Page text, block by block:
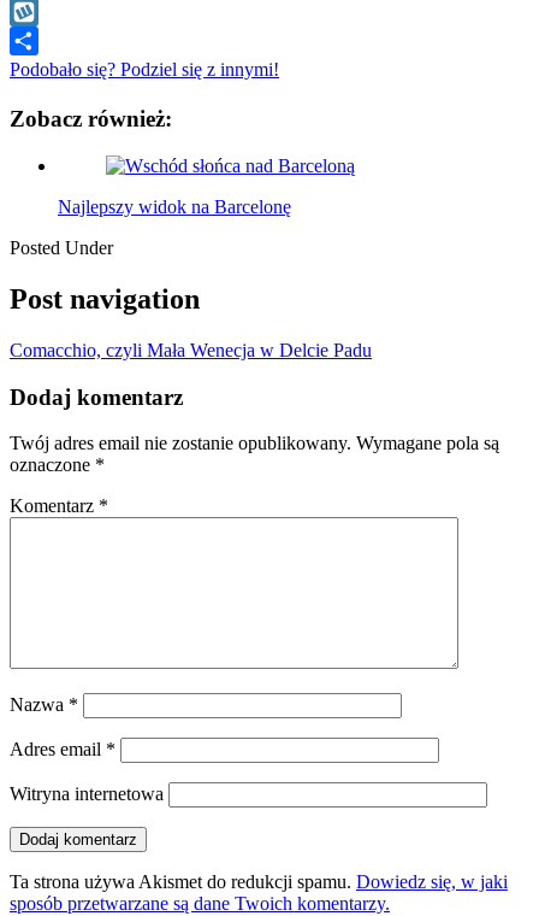
WhatsApp
Wykop
Podobało się? Podziel się z innymi!
Zobacz również:
Najlepszy widok na Barcelonę
Posted Under
Post navigation
Comacchio, czyli Mała Wenecja w Delcie Padu
Dodaj komentarz
Twój adres email nie zostanie opublikowany. Wymagane pola są
oznaczone *
Komentarz *
Nazwa *
Adres email *
Witryna internetowa
Ta strona używa Akismet do redukcji spamu. Dowiedz się, w jaki
sposób przetwarzane są dane Twoich komentarzy.